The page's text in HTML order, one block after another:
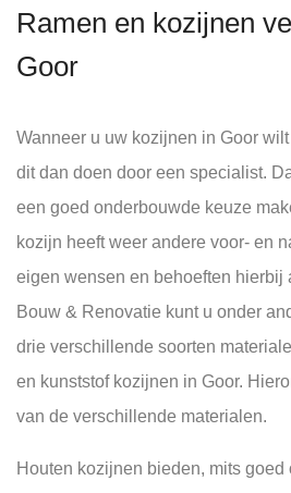
Ramen en kozijnen
Goor
Wanneer u uw kozijnen in Goor
dit dan doen door een specialist.
een goed onderbouwde keuze
kozijn heeft weer andere voor- en
eigen wensen en behoeften hierbij
Bouw & Renovatie kunt u onder
drie verschillende soorten
en kunststof kozijnen in Goor.
van de verschillende materialen.
Houten kozijnen bieden, mits goed